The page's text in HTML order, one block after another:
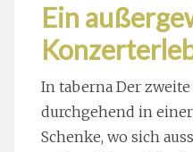
Ein
In taberna Der
durchgehend in
Schenke, wo sich